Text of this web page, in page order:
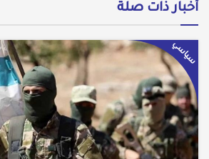
أخبار ذات صلة
سياسي